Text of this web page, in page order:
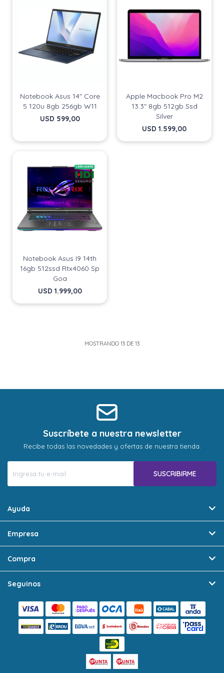
Notebook Asus 14" Core
5 120u 8gb 256gb W11
USD 599,00
Apple Macbook Pro M2
13.3" 8gb 512gb Ssd
Silver
USD 1.599,00
Notebook Asus I9 14th
16gb 512ssd Rtx4060 Sp
Goa
USD 1.999,00
MOSTRANDO 13 DE 13
Suscríbete a nuestra newsletter
Recibe todas las novedades y ofertas de nuestra tienda.
SUSCRIBIRME
Ayuda
Empresa
Compra
Seguinos